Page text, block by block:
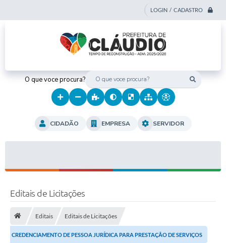
LOGIN / CADASTRO
O que voce procura?
CIDADÃO EMPRESA SERVIDOR
Editais de Licitações
Editais Editais de Licitações
CREDENCIAMENTO DE PESSOA JURÍDICA PARA PRESTAÇÃO DE SERVIÇOS